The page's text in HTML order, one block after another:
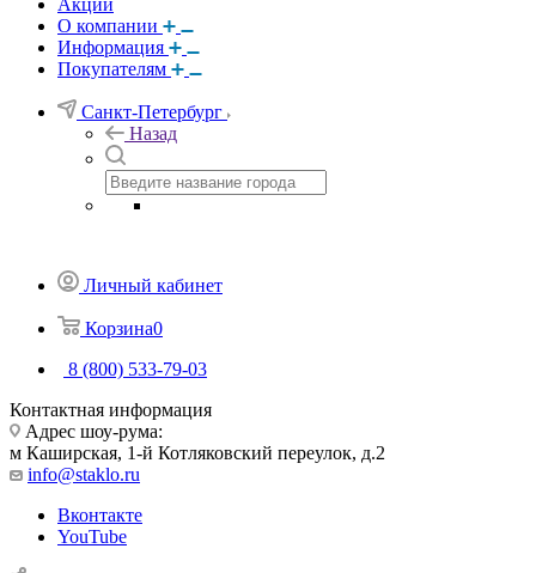
Акции
О компании
Информация
Покупателям
Санкт-Петербург
Назад
Личный кабинет
Корзина0
8 (800) 533-79-03
Контактная информация
Адрес шоу-рума:
м Каширская, 1-й Котляковский переулок, д.2
info@staklo.ru
Вконтакте
YouTube